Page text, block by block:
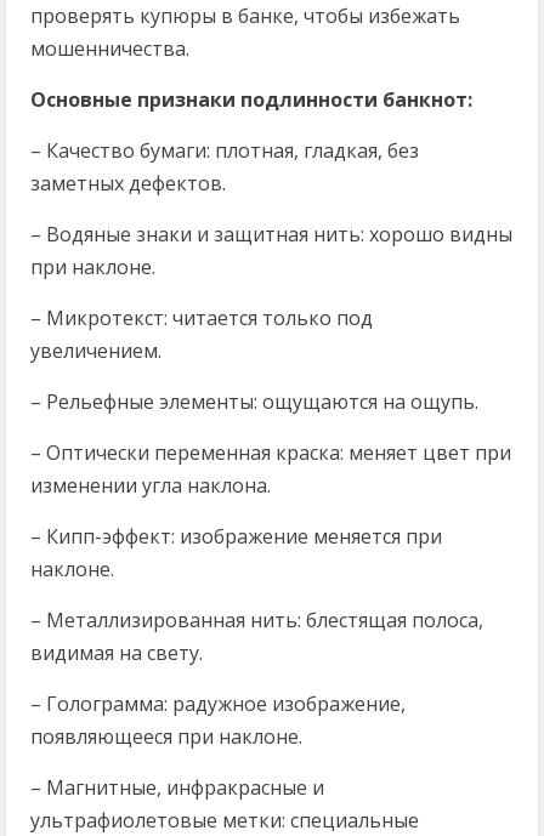
проверять купюры в банке, чтобы избежать
мошенничества.
Основные признаки подлинности банкнот:
– Качество бумаги: плотная, гладкая, без
заметных дефектов.
– Водяные знаки и защитная нить: хорошо видны
при наклоне.
– Микротекст: читается только под
увеличением.
– Рельефные элементы: ощущаются на ощупь.
– Оптически переменная краска: меняет цвет при
изменении угла наклона.
– Кипп-эффект: изображение меняется при
наклоне.
– Металлизированная нить: блестящая полоса,
видимая на свету.
– Голограмма: радужное изображение,
появляющееся при наклоне.
– Магнитные, инфракрасные и
ультрафиолетовые метки: специальные